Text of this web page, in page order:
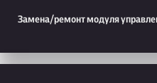
Замена/ремонт модуля